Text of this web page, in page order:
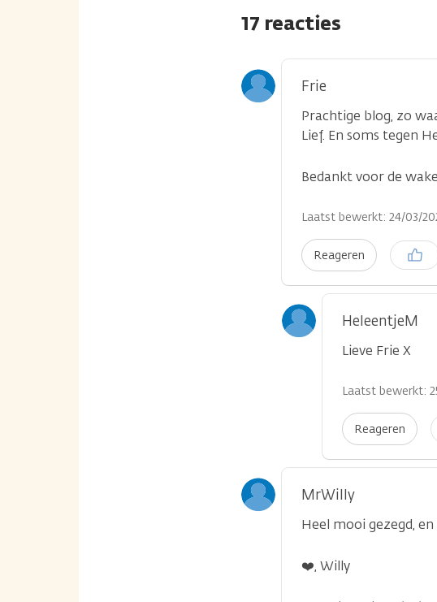
17 reacties
Frie
Prachtige blog, zo
Lief. En soms tegen
Bedankt voor de
Laatst bewerkt: 24/03/
Reageren
plaatsen
HeleentjeM
Lieve Frie X
Laatst bewerkt:
Reageren
MrWilly
Heel mooi gezegd,
❤️, Willy